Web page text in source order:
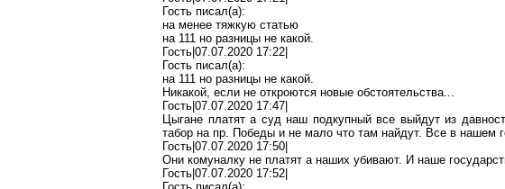
Гость писал(a):
на менее тяжкую статью
на 111 но разницы не какой.
Гость|07.07.2020 17:22|
Гость писал(a):
на 111 но разницы не какой.
Никакой, если не откроются новые обстоятельства...
Гость|07.07.2020 17:47|
Цыгане платята суд наш подкупный все выйдут из
табор на пр. Победы и не мало что там найдут. Все в нашем
Гость|07.07.2020 17:50|
Они комуналку не платят а наших убивают. И наше
Гость|07.07.2020 17:52|